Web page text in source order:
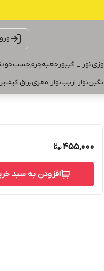
تور _ گیپورجعبهچرمچسب
نگیننوار اریبنوار مغزییراق کیف
455,000
افزودن به سبد